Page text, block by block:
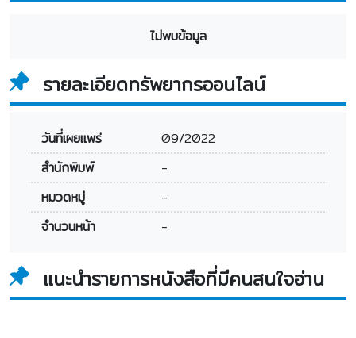
ไม่พบข้อมูล
รายละเอียดทรัพยากรออนไลน์
วันที่เผยแพร่
09/2022
สำนักพิมพ์
-
หมวดหมู่
-
จำนวนหน้า
-
แนะนำรายการหนังสือที่มีคนสนใจอ่าน